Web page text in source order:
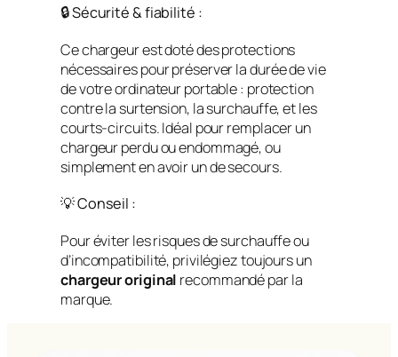
🔒 Sécurité & fiabilité :
Ce chargeur est doté des protections
nécessaires pour préserver la durée de vie
de votre ordinateur portable : protection
contre la surtension, la surchauffe, et les
courts-circuits. Idéal pour remplacer un
chargeur perdu ou endommagé, ou
simplement en avoir un de secours.
💡 Conseil :
Pour éviter les risques de surchauffe ou
d’incompatibilité, privilégiez toujours un
chargeur original recommandé par la
marque.